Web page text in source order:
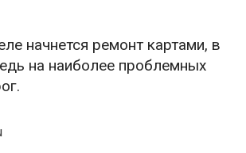
начнется ремонт картами, в
на наиболее проблемных